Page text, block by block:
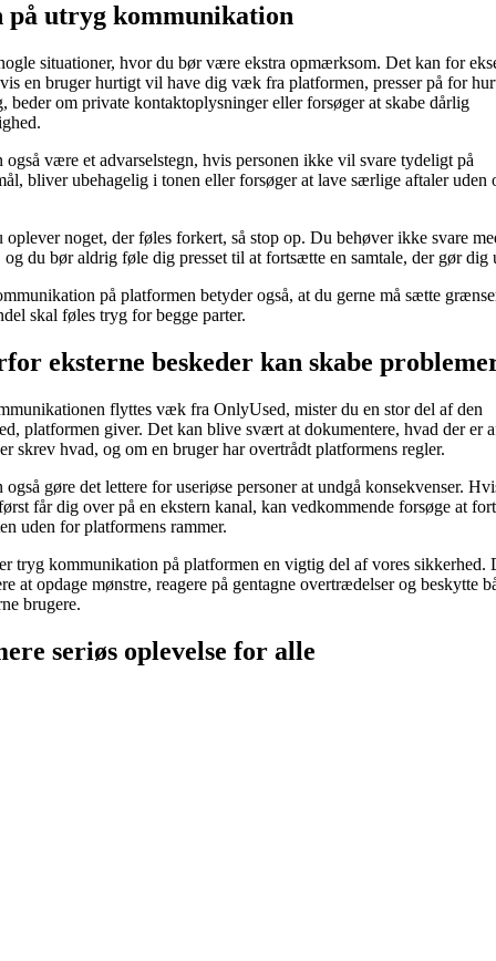
på utryg kommunikation
situationer, hvor du bør være ekstra opmærksom. Det kan for
en bruger hurtigt vil have dig væk fra platformen, presser på for
beder om private kontaktoplysninger eller forsøger at skabe dårlig
også være et advarselstegn, hvis personen ikke vil svare tydeligt på
bliver ubehagelig i tonen eller forsøger at lave særlige aftaler uden
oplever noget, der føles forkert, så stop op. Du behøver ikke svare
og du bør aldrig føle dig presset til at fortsætte en samtale, der gør dig
på platformen betyder også, at du gerne må sætte
skal føles tryg for begge parter.
eksterne beskeder kan skabe
flyttes væk fra OnlyUsed, mister du en stor del af den
platformen giver. Det kan blive svært at dokumentere, hvad der er
skrev hvad, og om en bruger har overtrådt platformens regler.
også gøre det lettere for useriøse personer at undgå konsekvenser.
får dig over på en ekstern kanal, kan vedkommende forsøge at
uden for platformens rammer.
tryg kommunikation på platformen en vigtig del af vores sikkerhed.
at opdage mønstre, reagere på gentagne overtrædelser og beskytte
brugere.
seriøs oplevelse for alle